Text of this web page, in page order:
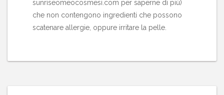
sunriseomeocosmesi.com per saperne di più)
che non contengono ingredienti che possono
scatenare allergie, oppure irritare la pelle.